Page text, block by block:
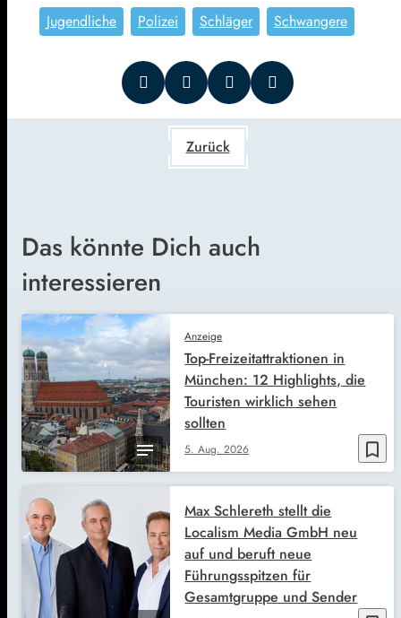
Jugendliche Polizei Schläger Schwangere
Zurück
Das könnte Dich auch
interessieren
bookmark_border
Anzeige
5. Aug. 2026
Top-Freizeitattraktionen in
München: 12 Highlights, die
Touristen wirklich sehen
sollten
Max Schlereth stellt die
Localism Media GmbH neu
auf und beruft neue
Führungsspitzen für
Gesamtgruppe und Sender